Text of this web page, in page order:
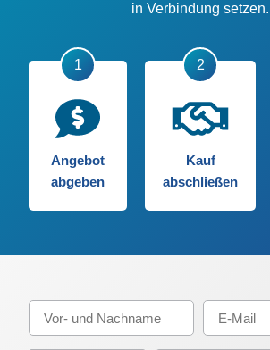
in Verbindung setzen.
Angebot
abgeben
Kauf
abschließen